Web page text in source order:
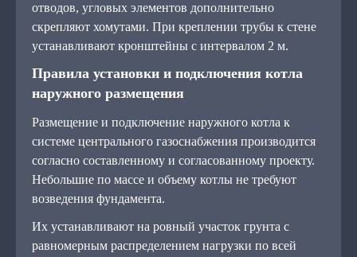
отводов, угловых элементов дополнительно
скрепляют хомутами. При креплении трубы к стене
устанавливают кронштейны с интервалом 2 м.
Правила установки и подключения котла
наружного размещения
Размещение и подключение наружного котла к
системе центрального газоснабжения производится
согласно составленному и согласованному проекту.
Небольшие по массе и объему котлы не требуют
возведения фундамента.
Их устанавливают на ровный участок грунта с
равномерным распределением нагрузки по всей